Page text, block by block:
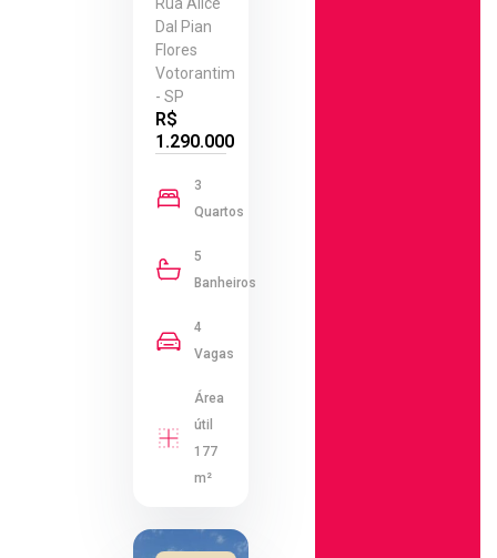
Dal Pian
Flores
Votorantim
- SP
R$
1.290.000
3
Quartos
5
Banheiros
4
Vagas
Área
útil
177
m²